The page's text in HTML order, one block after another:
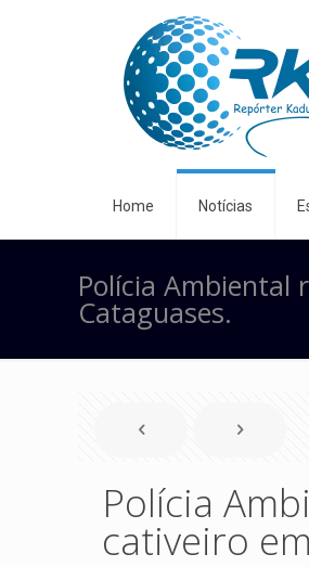
Home Notícias
Polícia Ambiental
Cataguases.
Polícia
cativeiro